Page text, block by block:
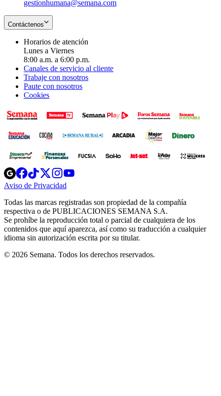
gestionhumana@semana.com
Contáctenos
Horarios de atención
Lunes a Viernes
8:00 a.m. a 6:00 p.m.
Canales de servicio al cliente
Trabaje con nosotros
Paute con nosotros
Cookies
Opens
in
new
Opens
in
new
Opens
in
new
window
Opens
new
windowwindow
Aviso de Privacidad
new
window
Todas las marcas registradas son propiedad de la compañía
respectiva o de PUBLICACIONES SEMANA S.A.
Se prohíbe la reproducción total o parcial de cualquiera de los
contenidos que aquí aparezca, así como su traducción a cualquier
idioma sin autorización escrita por su titular.
© 2026 Semana. Todos los derechos reservados.